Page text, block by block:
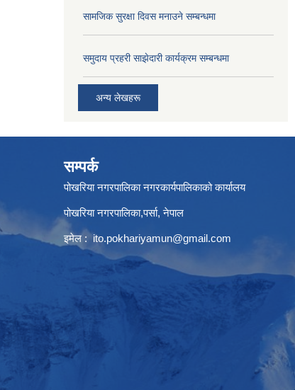
सामजिक सुरक्षा दिवस मनाउने सम्बन्धमा
समुदाय प्रहरी साझेदारी कार्यक्रम सम्बन्धमा
अन्य लेखहरू
सम्पर्क
पोखरिया नगरपालिका नगरकार्यपालिकाको कार्यालय
पोखरिया नगरपालिका,पर्सा, नेपाल
इमेल : ito.pokhariyamun@gmail.com